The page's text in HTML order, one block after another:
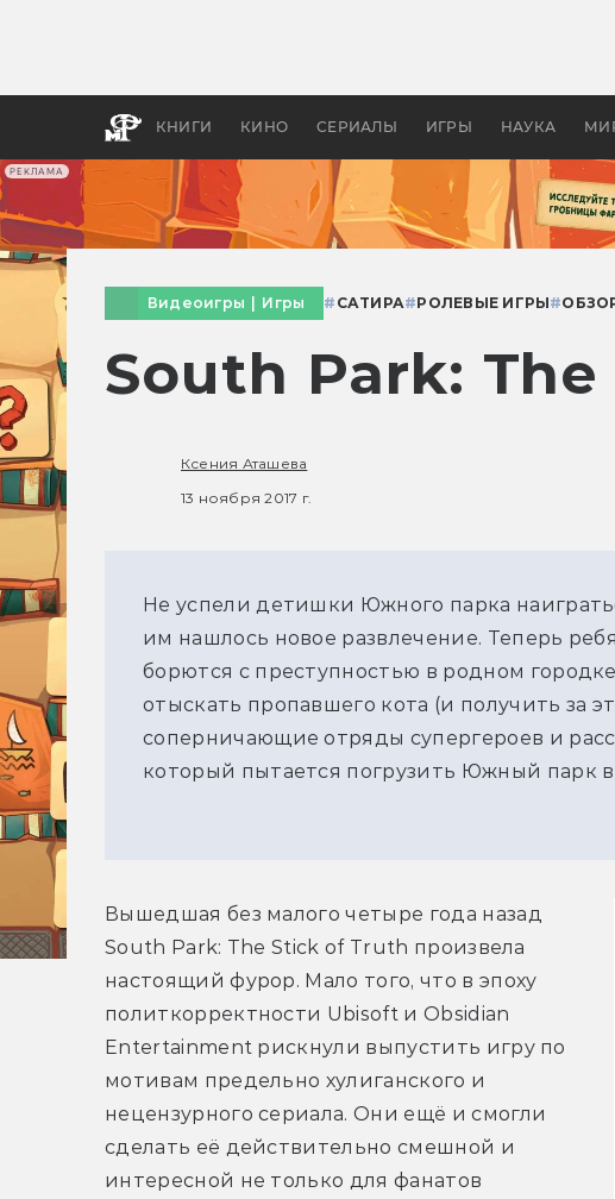
РЕКЛАМА
КНИГИ КИНО СЕРИАЛЫ ИГРЫ НАУКА
бы
Видеоигры Игры # САТИРА#РОЛЕВЫЕ ИГРЫ#
South Park:
Ксения Аташева
13 ноября 2017 г.
Не успели детишки Южного парка
им нашлось новое развлечение. Теперь
борются с преступностью в родном
отыскать пропавшего кота (и получить за
соперничающие отряды супергероев и
который пытается погрузить Южный парк в
Вышедшая без малого четыре года назад
South Park: The Stick of Truth произвела
настоящий фурор. Мало того, что в эпоху
политкорректности Ubisoft и Obsidian
Entertainment рискнули выпустить игру по
мотивам предельно хулиганского и
нецензурного сериала. Они ещё и смогли
сделать её действительно смешной и
интересной не только для фанатов